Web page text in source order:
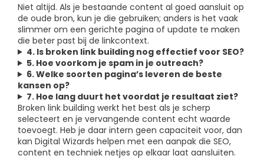
Niet altijd. Als je bestaande content al goed aansluit op
de oude bron, kun je die gebruiken; anders is het vaak
slimmer om een gerichte pagina of update te maken
die beter past bij de linkcontext.
4. Is broken link building nog effectief voor SEO?
5. Hoe voorkom je spam in je outreach?
6. Welke soorten pagina’s leveren de beste
kansen op?
7. Hoe lang duurt het voordat je resultaat ziet?
Broken link building werkt het best als je scherp
selecteert en je vervangende content echt waarde
toevoegt. Heb je daar intern geen capaciteit voor, dan
kan Digital Wizards helpen met een aanpak die SEO,
content en techniek netjes op elkaar laat aansluiten.